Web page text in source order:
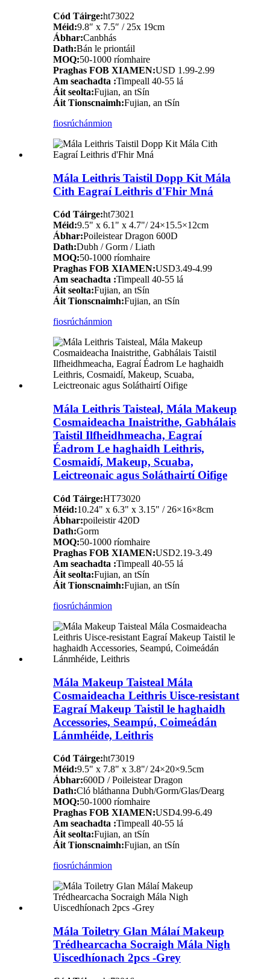
Cód Táirge:ht73022
Méid:9.8″ x 7.5″ / 25x 19cm
Ábhar:Canbhás
Dath:Bán le priontáil
MOQ:50-1000 ríomhaire
Praghas FOB XIAMEN:USD 1.99-2.99
Am seachadta :Timpeall 40-55 lá
Áit seolta:Fujian, an tSín
Áit Tionscnaimh:Fujian, an tSín
fiosrúchánmion
Mála Leithris Taistil Dopp Kit Mála
Cith Eagraí Leithris d'Fhir Mná
Cód Táirge:ht73021
Méid:9.5" x 6.1" x 4.7"/ 24×15.5×12cm
Ábhar:Poileistear Dragon 600D
Dath:Dubh / Gorm / Liath
MOQ:50-1000 ríomhaire
Praghas FOB XIAMEN:USD3.49-4.99
Am seachadta :Timpeall 40-55 lá
Áit seolta:Fujian, an tSín
Áit Tionscnaimh:Fujian, an tSín
fiosrúchánmion
Mála Leithris Taisteal, Mála Makeup
Cosmaideacha Inaistrithe, Gabhálais
Taistil Ilfheidhmeacha, Eagraí
Éadrom Le haghaidh Leithris,
Cosmaidí, Makeup, Scuaba,
Leictreonaic agus Soláthairtí Oifige
Cód Táirge:HT73020
Méid:10.24" x 6.3" x 3.15" / 26×16×8cm
Ábhar:poileistir 420D
Dath:Gorm
MOQ:50-1000 ríomhaire
Praghas FOB XIAMEN:USD2.19-3.49
Am seachadta :Timpeall 40-55 lá
Áit seolta:Fujian, an tSín
Áit Tionscnaimh:Fujian, an tSín
fiosrúchánmion
Mála Makeup Taisteal Mála
Cosmaideacha Leithris Uisce-resistant
Eagraí Makeup Taistil le haghaidh
Accessories, Seampú, Coimeádán
Lánmhéide, Leithris
Cód Táirge:ht73019
Méid:9.5" x 7.8" x 3.8"/ 24×20×9.5cm
Ábhar:600D / Poileistear Dragon
Dath:Cló bláthanna Dubh/Gorm/Glas/Dearg
MOQ:50-1000 ríomhaire
Praghas FOB XIAMEN:USD4.99-6.49
Am seachadta :Timpeall 40-55 lá
Áit seolta:Fujian, an tSín
Áit Tionscnaimh:Fujian, an tSín
fiosrúchánmion
Mála Toiletry Glan Málaí Makeup
Trédhearcacha Socraigh Mála Nigh
Uiscedhíonach 2pcs -Grey